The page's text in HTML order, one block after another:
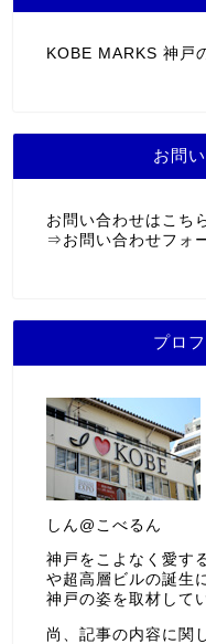
KOBE MARKS 神戸
お問
お問い合わせはこち
⇒ お問い合わせフォ
プロ
しん@こべるん
神戸をこよなく愛す
や超高層ビルの誕生
神戸の姿を取材して
尚、記事の内容に関